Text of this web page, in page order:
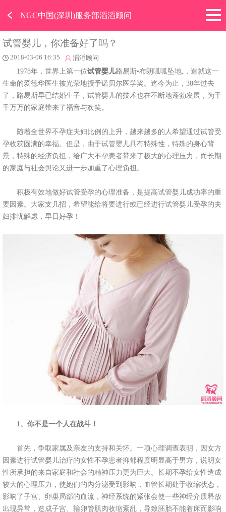
﹤ NGC中国(深圳)服务部滔滔顾问
试管婴儿，你准备好了吗？
2018-03-06 16:35 滔滔顾问
1978年，世界上第一位试管婴儿路易斯•布朗呱呱坠地,，造就这一
生命的爱德华医生被光荣地授予诺贝尔医学奖。迄今为止，38年过去
了，路易斯早已结婚生子，试管婴儿的技术也在不断地蓬勃发展，为千
千万万的家庭带来了福音与欢笑。
随着全世界不孕症夫妇比例的上升，越来越多的人希望通过试管受
孕收获圆满的幸福。但是，由于试管婴儿具有特殊性，特殊的身心背
景，特殊的经济负担，给广大不孕患者带来了极大的心理压力，而长期
的家庭与社会舆论又进一步加重了心理负担。
积极有效地做好试管受孕的心理准备，是提高试管婴儿成功率的重
要因素。大家支几招，希望能给将要进行或已经进行试管婴儿受孕的夫
妇排忧解虑，早日好孕！
1、你不是一个人在战斗！
首先，争取家属及亲友的支持和关怀。一项心理调查表明，因女方
因素进行试管婴儿治疗的女性不孕患者抑郁程度明显高于男方，说明女
性所承担的来自家庭和社会的精神压力更为巨大。长期不孕给女性造成
较大的心理压力，使她们的内分泌受到影响，血管长期处于收缩状态，
影响了子宫、卵巢局部的血流，神经系统的紧张会使一些神经介质释放
出现异常，造成子宫、输卵管肌肉收缩紊乱，导致胚胎不能着床而影响